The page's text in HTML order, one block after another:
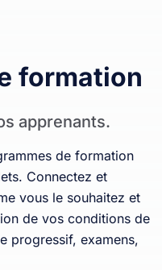
formation
apprenants.
de formation
Connectez et
vous le souhaitez et
de vos conditions de
progressif, examens,